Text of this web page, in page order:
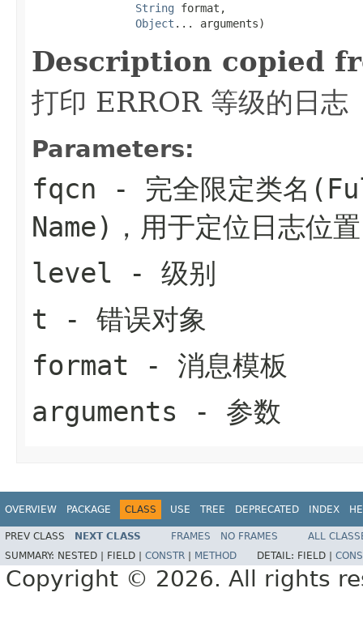
String format,
Object ... arguments)
Description copied
打印 ERROR 等级的日志
Parameters:
fqcn - 完全限定类名
Name)，用于定位日志位置
level - 级别
t - 错误对象
format - 消息模板
arguments - 参数
OVERVIEW PACKAGE CLASS USE TREE DEPRECATED INDEX
PREV CLASS NEXT CLASS FRAMES NO FRAMES
ALL
SUMMARY: NESTED | FIELD | CONSTR METHOD DETAIL: FIELD |
Copyright © 2026. All rights